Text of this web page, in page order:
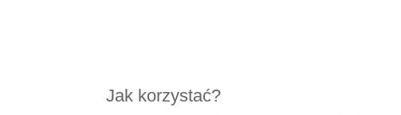
Jak korzystać?